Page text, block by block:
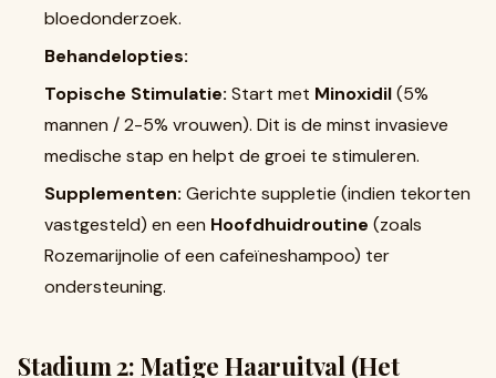
bloedonderzoek.
Behandelopties:
Topische Stimulatie: Start met Minoxidil(5%
mannen / 2-5% vrouwen). Dit is de minst invasieve
medische stap en helpt de groei te stimuleren.
Supplementen: Gerichte suppletie (indien tekorten
vastgesteld) en een Hoofdhuidroutine (zoals
Rozemarijnolie of een cafeïneshampoo) ter
ondersteuning.
Stadium 2: Matige Haaruitval (Het